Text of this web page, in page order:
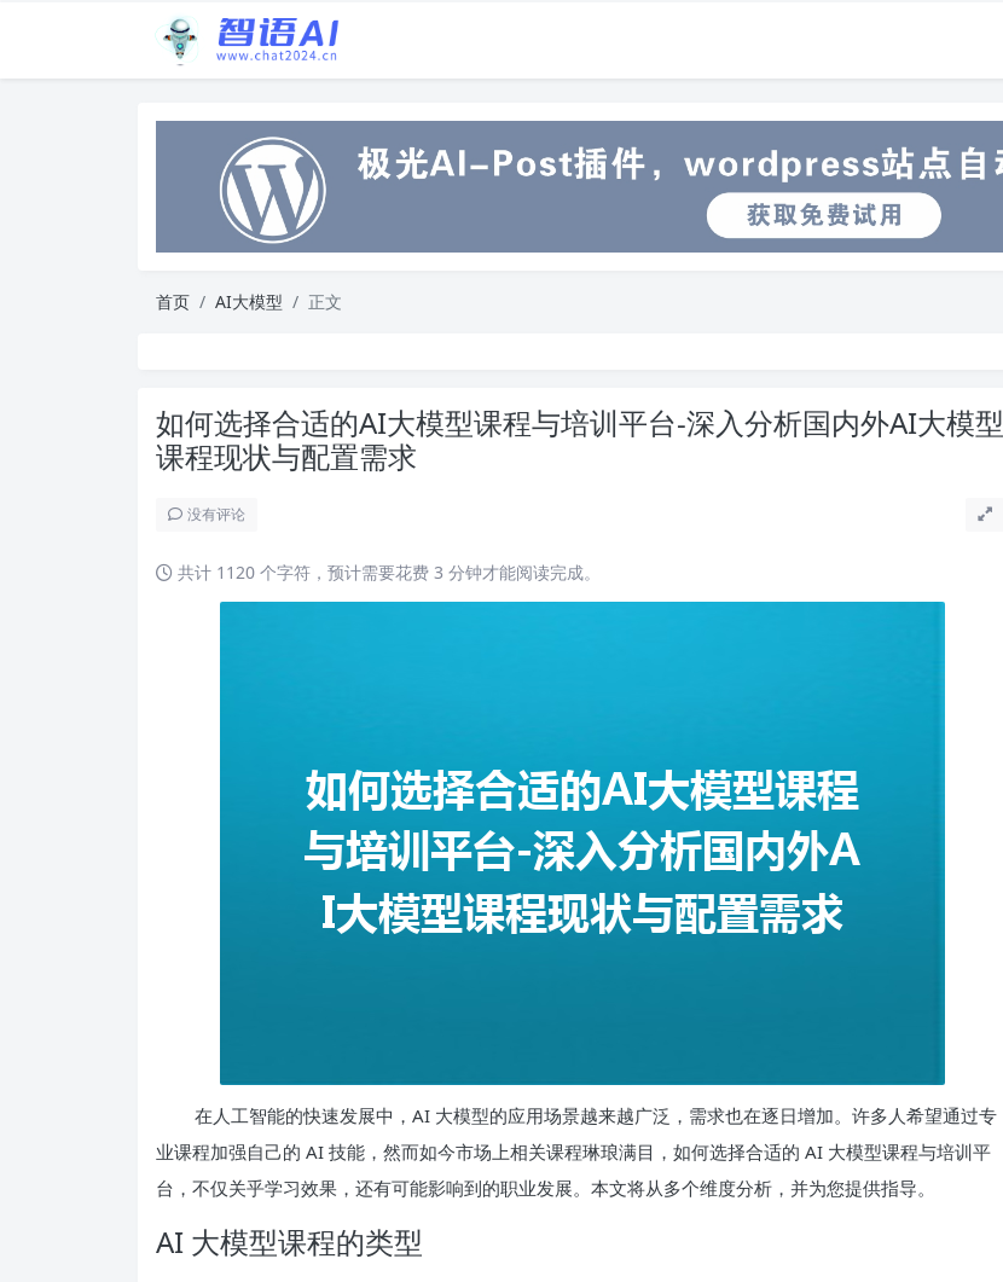
首页 AI大模型 正文
如何选择合适的AI大模型课程与培训平台-深入分析国内外AI大模型
课程现状与配置需求
没有评论
共计 1120 个字符，预计需要花费 3 分钟才能阅读完成。
在人工智能的快速发展中，AI 大模型的应用场景越来越广泛，需求也在逐日增加。许多人希望通过专
业课程加强自己的 AI 技能，然而如今市场上相关课程琳琅满目，如何选择合适的 AI 大模型课程与培训平
台，不仅关乎学习效果，还有可能影响到的职业发展。本文将从多个维度分析，并为您提供指导。
AI 大模型课程的类型